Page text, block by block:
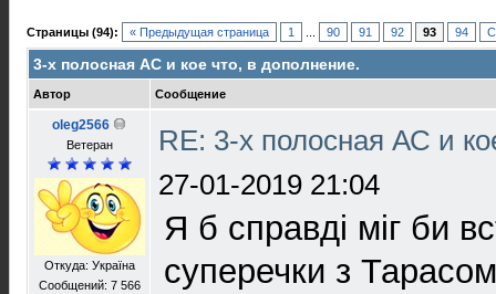
Страницы (94): « Предыдущая страница 1 90 91 92 93 94
3-х полосная АС и кое что, в дополнение.
Автор Сообщение
oleg2566
Ветеран
Откуда: Україна
Сообщений: 7 566
RE: 3-х полосная АС и
27-01-2019 21:04
Я б справді міг би
суперечки з